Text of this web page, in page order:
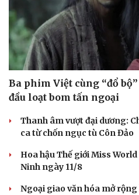
Ba phim Việt cùng “đổ
đầu loạt bom tấn ngoại
Thanh âm vượt đại dương:
ca từ chốn ngục tù Côn Đảo
Hoa hậu Thế giới Miss
Ninh ngày 11/8
Ngoại giao văn hóa mở